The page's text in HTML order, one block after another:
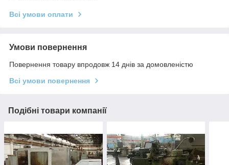
Всі умови оплати
Умови повернення
Повернення товару впродовж 14 днів за домовленістю
Всі умови повернення
Подібні товари компанії